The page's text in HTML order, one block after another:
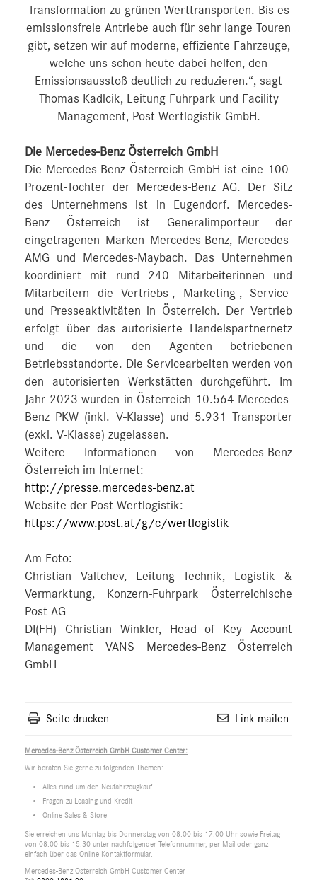
Transformation zu grünen Werttransporten. Bis es
emissionsfreie Antriebe auch für sehr lange Touren
gibt, setzen wir auf moderne, effiziente Fahrzeuge,
welche uns schon heute dabei helfen, den
Emissionsausstoß deutlich zu reduzieren.“, sagt
Thomas Kadlcik, Leitung Fuhrpark und Facility
Management, Post Wertlogistik GmbH.
Die Mercedes-Benz Österreich GmbH
Die Mercedes-Benz Österreich GmbH ist eine 100-
Prozent-Tochter der Mercedes-Benz AG. Der Sitz
des Unternehmens ist in Eugendorf. Mercedes-
Benz Österreich ist Generalimporteur der
eingetragenen Marken Mercedes-Benz, Mercedes-
AMG und Mercedes-Maybach. Das Unternehmen
koordiniert mit rund 240 Mitarbeiterinnen und
Mitarbeitern die Vertriebs-, Marketing-, Service-
und Presseaktivitäten in Österreich. Der Vertrieb
erfolgt über das autorisierte Handelspartnernetz
und die von den Agenten betriebenen
Betriebsstandorte. Die Servicearbeiten werden von
den autorisierten Werkstätten durchgeführt. Im
Jahr 2023 wurden in Österreich 10.564 Mercedes-
Benz PKW (inkl. V-Klasse) und 5.931 Transporter
(exkl. V-Klasse) zugelassen.
Weitere Informationen von Mercedes-Benz
Österreich im Internet:
http://presse.mercedes-benz.at
Website der Post Wertlogistik:
https://www.post.at/g/c/wertlogistik
Am Foto:
Christian Valtchev, Leitung Technik, Logistik &
Vermarktung, Konzern-Fuhrpark Österreichische
Post AG
DI(FH) Christian Winkler, Head of Key Account
Management VANS Mercedes-Benz Österreich
GmbH
Seite drucken Link mailen
Mercedes-Benz Österreich GmbH Customer Center:
Wir beraten Sie gerne zu folgenden Themen:
Alles rund um den Neufahrzeugkauf
Fragen zu Leasing und Kredit
Online Sales & Store
Sie erreichen uns Montag bis Donnerstag von 08:00 bis 17:00 Uhr sowie Freitag
von 08:00 bis 15:30 unter nachfolgender Telefonnummer, per Mail oder ganz
einfach über das Online Kontaktformular.
Mercedes-Benz Österreich GmbH Customer Center